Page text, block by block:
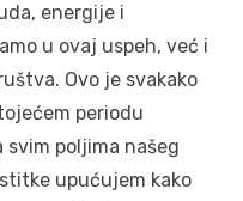
energije i
u ovaj uspeh, već i
Ovo je svakako
periodu
poljima našeg
upućujem kako